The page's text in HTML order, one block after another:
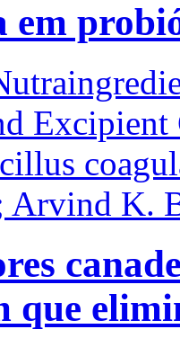
em
Arvind K.
que